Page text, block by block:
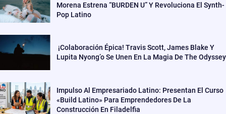
Morena Estrena “BURDEN U” Y Revoluciona El Synth-
Pop Latino
¡Colaboración Épica! Travis Scott, James Blake Y
Lupita Nyong’o Se Unen En La Magia De The Odyssey
Impulso Al Empresariado Latino: Presentan El Curso
«Build Latino» Para Emprendedores De La
Construcción En Filadelfia